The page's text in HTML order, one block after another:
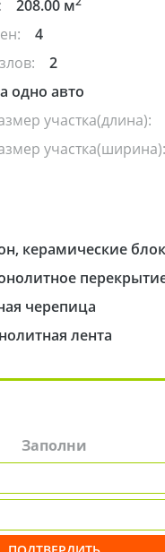
208.00 м
4
2
одно авто
участка(длина):
участка(ширина):
керамические
черепица
лента
Заполни